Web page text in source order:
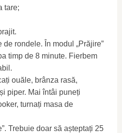
tare;
rondele. În modul „Prăjire”
timp de 8 minute. Fierbem
ouăle, brânza rasă,
piper. Mai întâi puneți
turnați masa de
Trebuie doar să așteptați 25